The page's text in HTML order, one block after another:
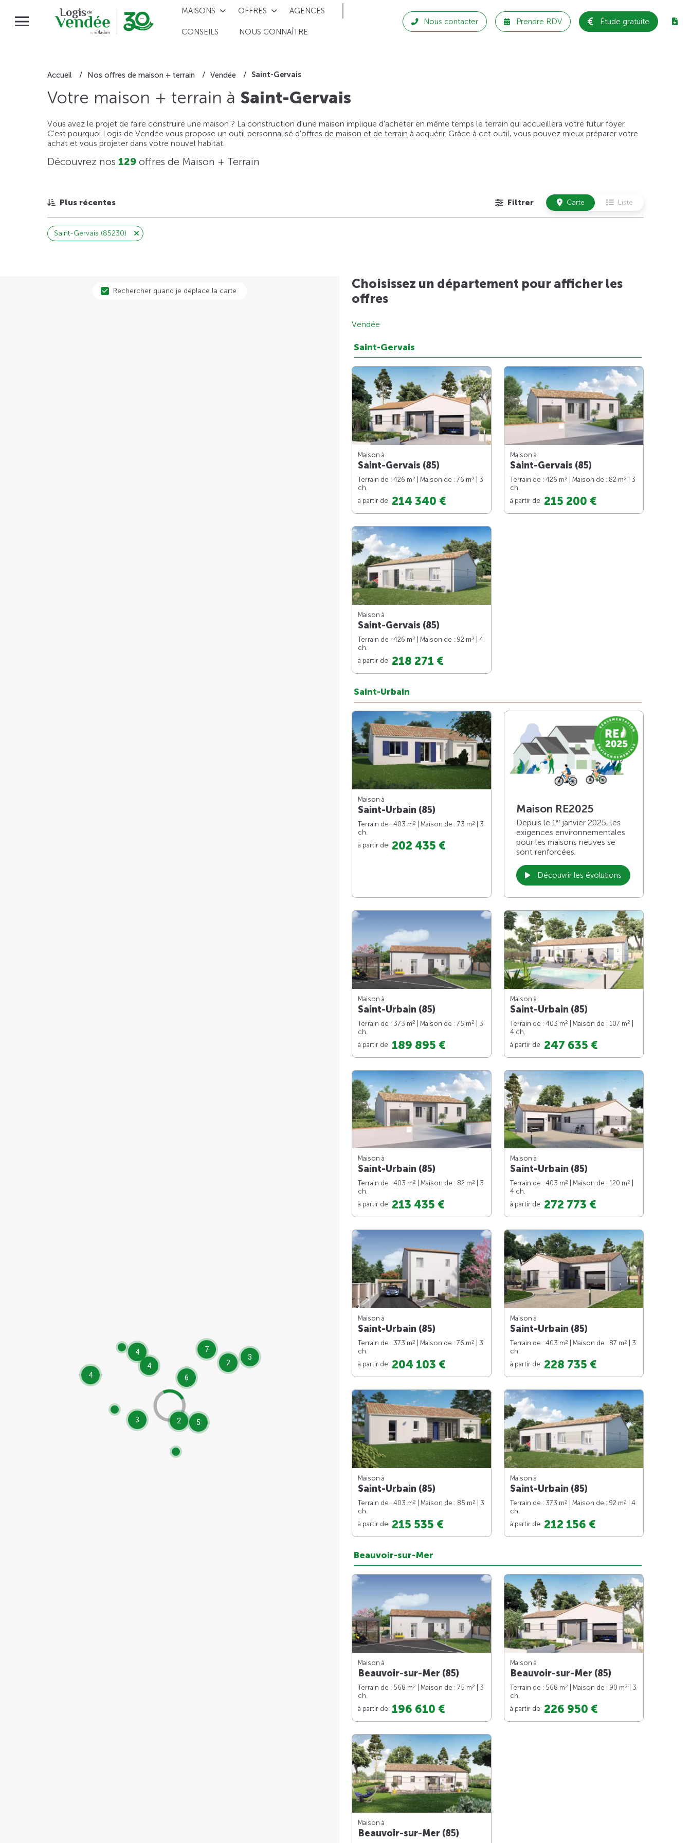
MAISONS OFFRES AGENCES
CONSEILS NOUS CONNAÎTRE
Nous contacter Prendre RDV Étude gratuite
Accueil Nos offres de maison + terrain Vendée Saint-Gervais
Votre maison + terrain à Saint-Gervais
Vous avez le projet de faire construire une maison ? La construction d'une maison implique d'acheter en même temps le terrain qui accueillera votre futur foyer.
C'est pourquoi Logis de Vendée vous propose un outil personnalisé d'offres de maison et de terrain à acquérir. Grâce à cet outil, vous pouvez mieux préparer votre
achat et vous projeter dans votre nouvel habitat.
Découvrez nos 129 offres de Maison + Terrain
Plus récentes Filtrer Carte Liste
Saint-Gervais (85230)
2
2
3
5
4
6
7
4
4
3
Rechercher quand je déplace la carte
Choisissez un département pour afficher les
offres
Vendée
Saint-Gervais
Maison à
Saint-Gervais (85)
Terrain de : 426 m2 | Maison de : 76 m2
| 3
ch.
à partir de 214 340 €
Maison à
Saint-Gervais (85)
Terrain de : 426 m2 | Maison de : 82 m2
| 3
ch.
à partir de 215 200 €
Maison à
Saint-Gervais (85)
Terrain de : 426 m2 | Maison de : 92 m2
| 4
ch.
à partir de 218 271 €
Saint-Urbain
Maison à
Saint-Urbain (85)
Terrain de : 403 m2 | Maison de : 73 m2
| 3
ch.
à partir de 202 435 €
Maison RE2025
Depuis le 1 er janvier 2025, les
exigences environnementales
pour les maisons neuves se
sont renforcées.
Découvrir les évolutions
Maison à
Saint-Urbain (85)
Terrain de : 373 m2 | Maison de : 75 m2
| 3
ch.
à partir de 189 895 €
Maison à
Saint-Urbain (85)
Terrain de : 403 m2 | Maison de : 107 m2
4 ch.
à partir de 247 635 €
Maison à
Saint-Urbain (85)
Terrain de : 403 m2 | Maison de : 82 m2
| 3
ch.
à partir de 213 435 €
Maison à
Saint-Urbain (85)
Terrain de : 403 m2 | Maison de : 120 m2
4 ch.
à partir de 272 773 €
Maison à
Saint-Urbain (85)
Terrain de : 373 m2 | Maison de : 76 m2
| 3
ch.
à partir de 204 103 €
Maison à
Saint-Urbain (85)
Terrain de : 403 m2 | Maison de : 87 m2
| 3
ch.
à partir de 228 735 €
Maison à
Saint-Urbain (85)
Terrain de : 403 m2 | Maison de : 85 m2
| 3
ch.
à partir de 215 535 €
Maison à
Saint-Urbain (85)
Terrain de : 373 m2 | Maison de : 92 m2
| 4
ch.
à partir de 212 156 €
Beauvoir-sur-Mer
Maison à
Beauvoir-sur-Mer (85)
Terrain de : 568 m2 | Maison de : 75 m2
| 3
ch.
à partir de 196 610 €
Maison à
Beauvoir-sur-Mer (85)
Terrain de : 568 m2 | Maison de : 90 m2
| 3
ch.
à partir de 226 950 €
Maison à
Beauvoir-sur-Mer (85)